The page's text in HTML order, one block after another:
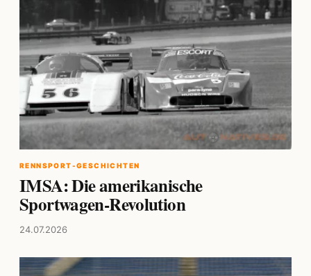
RENNSPORT-GESCHICHTEN
IMSA: Die amerikanische
Sportwagen-Revolution
24.07.2026